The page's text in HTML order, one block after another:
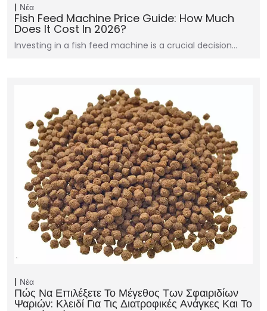
Νέα
Fish Feed Machine Price Guide: How Much
Does It Cost In 2026?
Investing in a fish feed machine is a crucial decision…
Νέα
Πώς Να Επιλέξετε Το Μέγεθος Των Σφαιριδίων
Ψαριών: Κλειδί Για Τις Διατροφικές Ανάγκες Και Το